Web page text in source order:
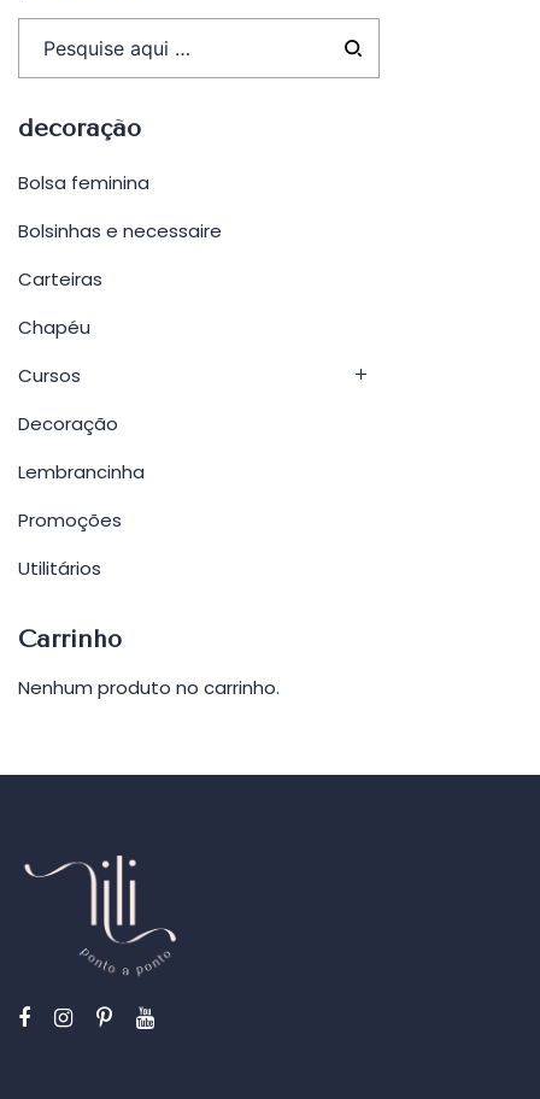
decoração
Bolsa feminina
Bolsinhas e necessaire
Carteiras
Chapéu
Cursos
Decoração
Lembrancinha
Promoções
Utilitários
Carrinho
Nenhum produto no carrinho.